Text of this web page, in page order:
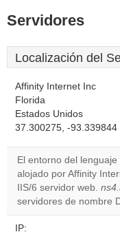
Servidores
Localización del
Affinity Internet Inc
Florida
Estados Unidos
37.300275, -93.339844
El entorno del
alojado por Affinity
IIS/6 servidor web.
servidores de nombre
IP: